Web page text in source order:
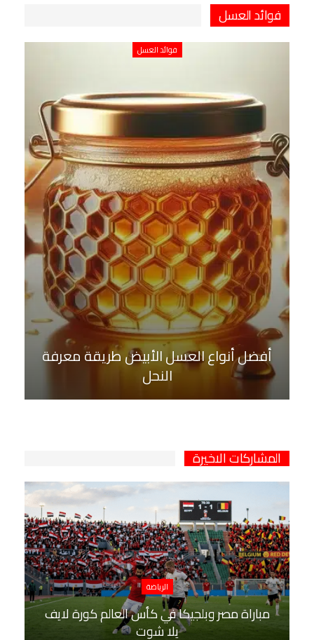
فوائد العسل
فوائد العسل
أفضل أنواع العسل الأبيض طريقة معرفة
النحل
المشاركات الاخيرة
الرياضة
مباراة مصر وبلجيكا في كأس العالم كورة لايف
يلا شوت